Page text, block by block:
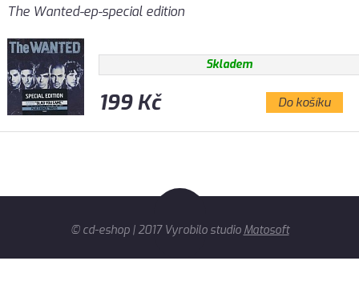
The Wanted-ep-special edition
Skladem
199 Kč Do košíku
© cd-eshop | 2017 Vyrobilo studio Matosoft